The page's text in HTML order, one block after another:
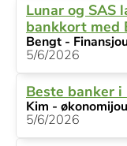
Lunar og SAS
bankkort med
Bengt -
5/6/2026
Beste banker
Kim -
5/6/2026